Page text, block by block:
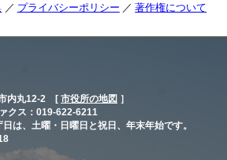
プライバシーポリシー 著作権について
内丸12-2 [ 市役所の地図 ］
クス：019-622-6211
は、土曜・日曜日と祝日、年末年始です。